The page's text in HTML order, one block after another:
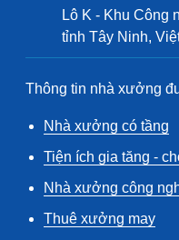
Lô K - Khu Công
tỉnh Tây Ninh,
Thông tin nhà xưởng
Nhà xưởng có tầng
Tiện ích gia tăng -
Nhà xưởng công
Thuê xưởng may